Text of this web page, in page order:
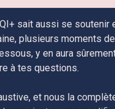
sait aussi se
plusieurs moments
y en aura
à tes questions.
et nous la